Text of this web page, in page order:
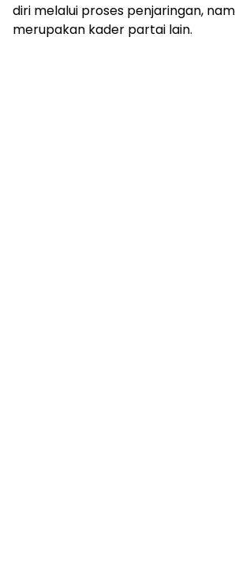
diri melalui proses penjaringan,
merupakan kader partai lain.